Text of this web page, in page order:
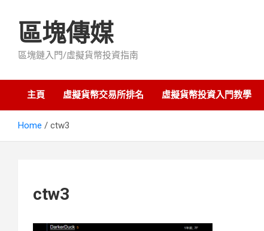
content區塊傳媒
區塊鏈入門/虛擬貨幣投資指南
主頁 虛擬貨幣交易所排名 虛擬貨幣投資入門教學
Home ctw3
ctw3